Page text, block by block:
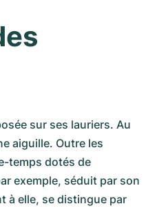
sur ses lauriers. Au
aiguille. Outre les
temps dotés de
exemple, séduit par son
à elle, se distingue par